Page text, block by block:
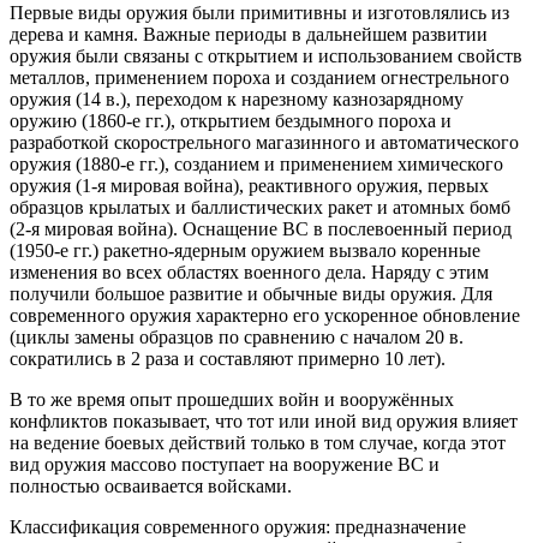
Первые виды оружия были примитивны и изготовлялись из
дерева и камня. Важные периоды в дальнейшем развитии
оружия были связаны с открытием и использованием свойств
металлов, применением пороха и созданием огнестрельного
оружия (14 в.), переходом к нарезному казнозарядному
оружию (1860-е гг.), открытием бездымного пороха и
разработкой скорострельного магазинного и автоматического
оружия (1880-е гг.), созданием и применением химического
оружия (1-я мировая война), реактивного оружия, первых
образцов крылатых и баллистических ракет и атомных бомб
(2-я мировая война). Оснащение ВС в послевоенный период
(1950-е гг.) ракетно-ядерным оружием вызвало коренные
изменения во всех областях военного дела. Наряду с этим
получили большое развитие и обычные виды оружия. Для
современного оружия характерно его ускоренное обновление
(циклы замены образцов по сравнению с началом 20 в.
сократились в 2 раза и составляют примерно 10 лет).
В то же время опыт прошедших войн и вооружённых
конфликтов показывает, что тот или иной вид оружия влияет
на ведение боевых действий только в том случае, когда этот
вид оружия массово поступает на вооружение ВС и
полностью осваивается войсками.
Классификация современного оружия: предназначение